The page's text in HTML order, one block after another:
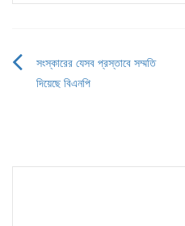
Post
সংস্কারের যেসব প্রস্তাবে সম্মতি
দিয়েছে বিএনপি